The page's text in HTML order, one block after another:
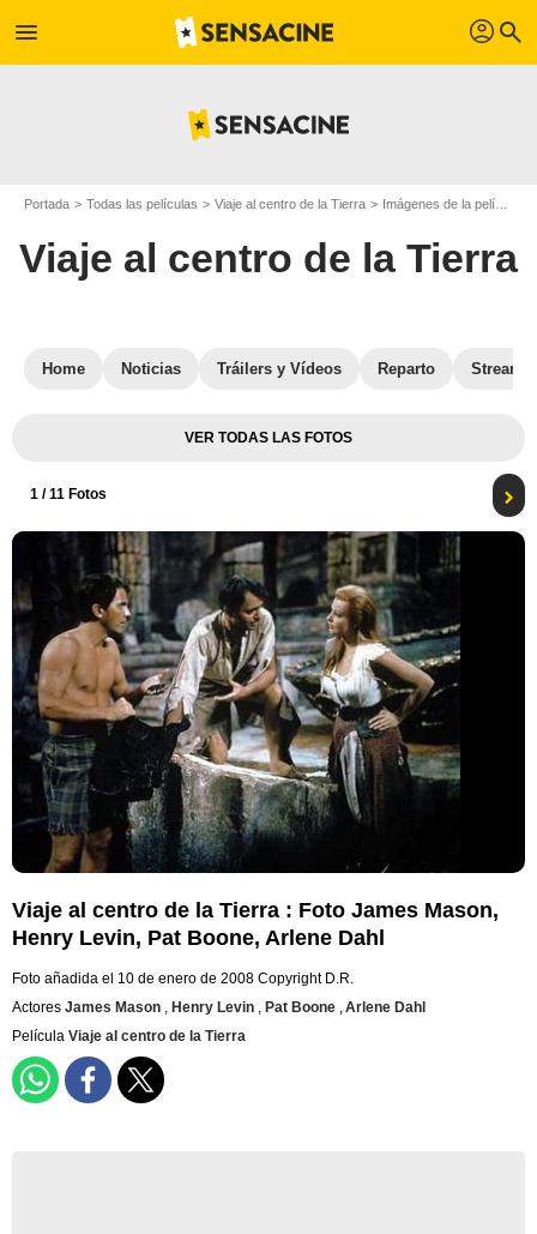
menu profil search
Portada Todas las películas Viaje al centro de la Tierra Imágenes de la película Viaje al centro de la Tierra
Viaje al centro de la Tierra
Home Noticias Tráilers y Vídeos Reparto
VER TODAS LAS FOTOS
1 / 11 Fotos
Viaje al centro de la Tierra : Foto James Mason,
Henry Levin, Pat Boone, Arlene Dahl
Foto añadida el 10 de enero de 2008 Copyright D.R.
Actores James Mason , Henry Levin , Pat Boone ,Arlene Dahl
Película Viaje al centro de la Tierra